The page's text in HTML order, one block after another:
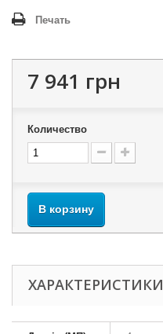
Печать
7 941 грн
Количество
В корзину
ХАРАКТЕРИСТИКИ